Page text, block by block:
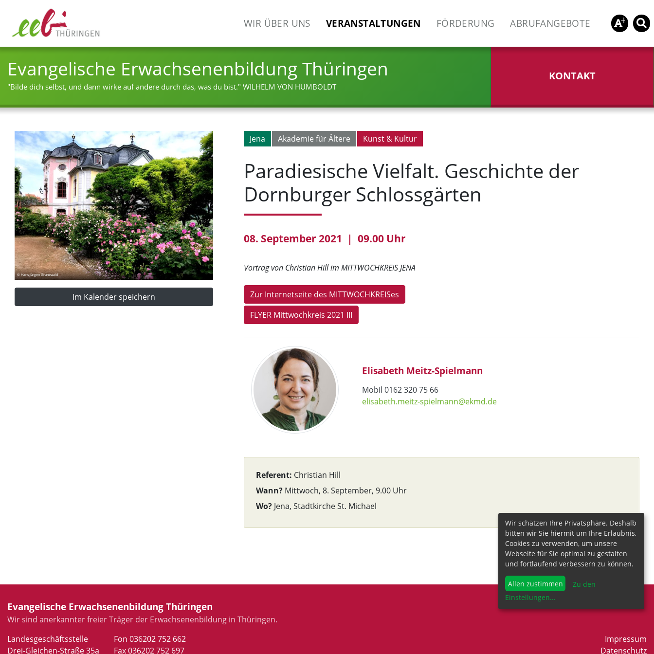
WIR ÜBER UNS VERANSTALTUNGEN FÖRDERUNG ABRUFANGEBOTE
Evangelische Erwachsenenbildung Thüringen
"Bilde dich selbst, und dann wirke auf andere durch das, was du bist." WILHELM VON HUMBOLDT
KONTAKT
Jena Akademie für Ältere Kunst & Kultur
Paradiesische Vielfalt. Geschichte der
Dornburger Schlossgärten
08. September 2021 | 09.00 Uhr
Vortrag von Christian Hill im MITTWOCHKREIS JENA
Zur Internetseite des MITTWOCHKREISes
FLYER Mittwochkreis 2021 III
Elisabeth Meitz-Spielmann
Mobil 0162 320 75 66
elisabeth.meitz-spielmann@ekmd.de
Referent: Christian Hill
Wann? Mittwoch, 8. September, 9.00 Uhr
Wo? Jena, Stadtkirche St. Michael
© Hans-Jürgen Grunewald
Im Kalender speichern
Evangelische Erwachsenenbildung Thüringen
Wir sind anerkannter freier Träger der Erwachsenenbildung in Thüringen.
Landesgeschäftsstelle
Drei-Gleichen-Straße 35a
Fon 036202 752 662
Fax 036202 752 697
Impressum
Datenschutz
Wir schätzen Ihre Privatsphäre. Deshalb
bitten wir Sie hiermit um Ihre Erlaubnis,
Cookies zu verwenden, um unsere
Webseite für Sie optimal zu gestalten
und fortlaufend verbessern zu können.
Allen zustimmen
Zu den
Einstellungen...